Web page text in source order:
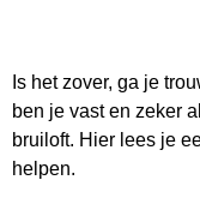
Is het zover, ga je
ben je vast en zeker
bruiloft. Hier lees je
helpen.